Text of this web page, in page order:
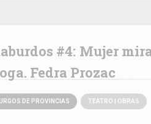
Fedra Prozac
DE PROVINCIAS TEATRO | OBRAS